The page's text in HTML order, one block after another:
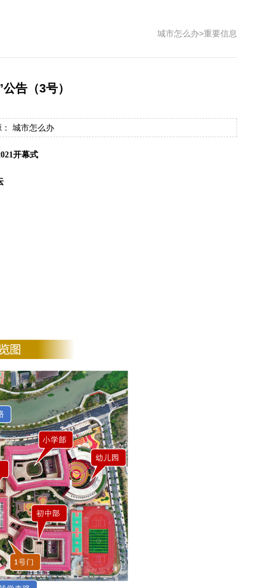
城市怎么办>重要信息
告（3号）
城市怎么办
开幕式